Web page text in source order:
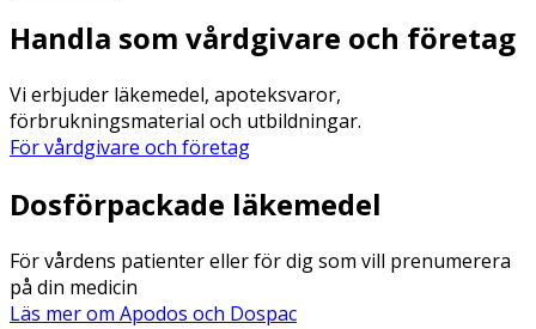
Handla som vårdgivare och företag
Vi erbjuder läkemedel, apoteksvaror,
förbrukningsmaterial och utbildningar.
För vårdgivare och företag
Dosförpackade läkemedel
För vårdens patienter eller för dig som vill prenumerera
på din medicin
Läs mer om Apodos och Dospac